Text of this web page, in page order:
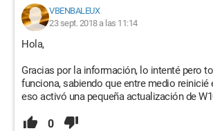
VBENBALEUX
23 sept. 2018 a las 11:14
Hola,
Gracias por la información, lo intenté pero
funciona, sabiendo que entre medio reinicié
eso activó una pequeña actualización de
0